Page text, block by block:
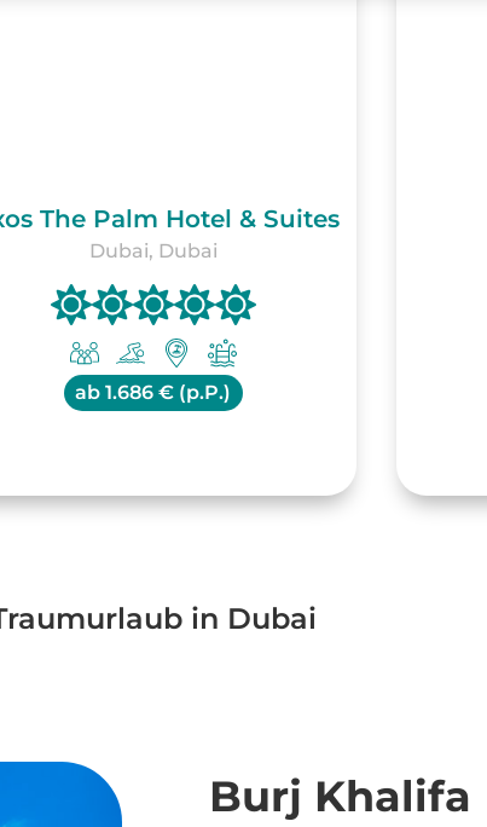
The Palm Hotel & Suites
Dubai, Dubai
ab 1.686 € (p.P.)
in Dubai
Burj Khalifa